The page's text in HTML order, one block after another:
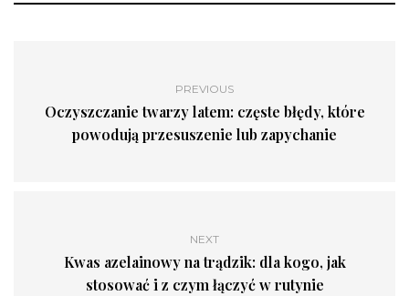
PREVIOUS
Oczyszczanie twarzy latem: częste błędy, które
powodują przesuszenie lub zapychanie
NEXT
Kwas azelainowy na trądzik: dla kogo, jak
stosować i z czym łączyć w rutynie